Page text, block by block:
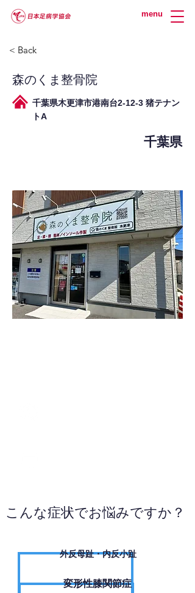
menu
< Back
森のくま整骨院
千葉県木更津市港南台2-12-3 猪テナン
トA
千葉県
こんな症状でお悩みですか？
外反母趾・内反小趾
変形性膝関節症